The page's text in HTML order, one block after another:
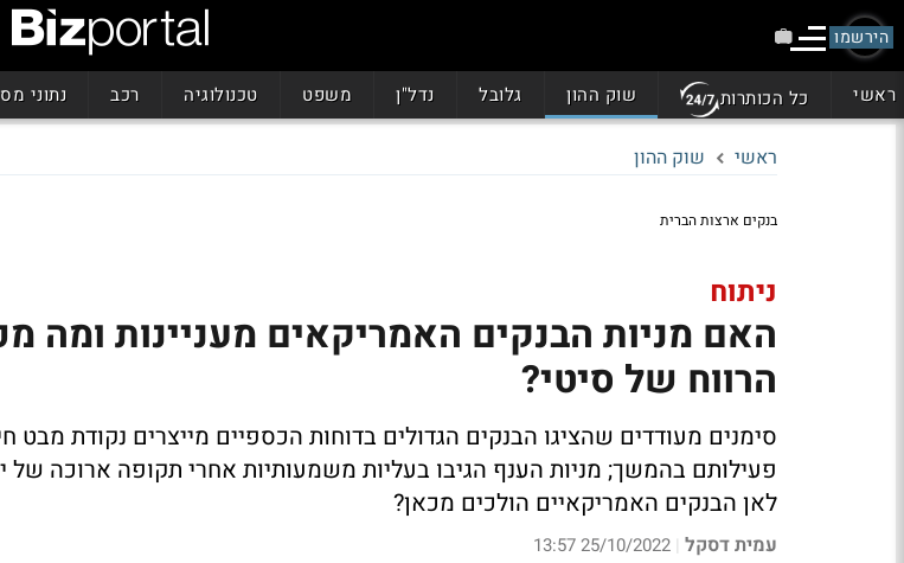
הירשמו
ראשי כל הכותרות שוק ההון גלובל נדל"ן משפט טכנולוגיה רכב נתוני
ראשי שוק ההון
בנקים ארצות הברית
ניתוח
האם מניות הבנקים האמריקאים מעניינות ומה
הרווח של סיטי?
סימנים מעודדים שהציגו הבנקים הגדולים בדוחות הכספיים מייצרים נקודת מבט
פעילותם בהמשך; מניות הענף הגיבו בעליות משמעותיות אחרי תקופה ארוכה של
לאן הבנקים האמריקאיים הולכים מכאן?
עמית דסקל |
25/10/2022 13:57